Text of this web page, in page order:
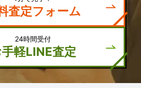
査定フォーム
24時間受付
軽LINE査定